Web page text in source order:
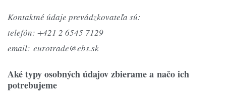
Kontaktné údaje prevádzkovateľa sú:
telefón: +421 2 6545 7129
email: eurotrade@ebs.sk
Aké typy osobných údajov zbierame a načo ich
potrebujeme